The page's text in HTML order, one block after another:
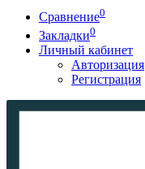
Сравнение0
Закладки0
Личный кабинет
Авторизация
Регистрация